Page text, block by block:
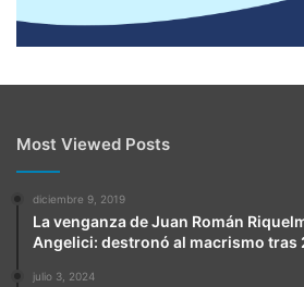
Most Viewed Posts
diciembre 9, 2019
La venganza de Juan Román
Angelici: destronó al macrismo tras
julio 3, 2024